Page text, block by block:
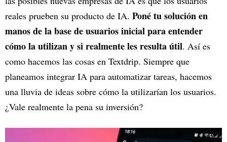
reales prueben su producto de IA. Poné tu solución en
manos de la base de usuarios inicial para entender
cómo la utilizan y si realmente les resulta útil. Así es
como hacemos las cosas en Textdrip. Siempre que
planeamos integrar IA para automatizar tareas, hacemos
una lluvia de ideas sobre cómo la utilizarían los usuarios.
¿Vale realmente la pena su inversión?